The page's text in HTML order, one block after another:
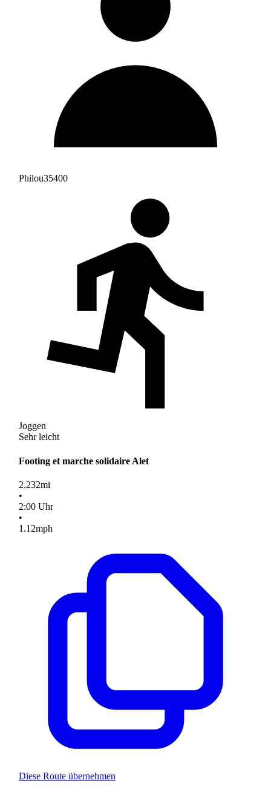
Philou35400
Joggen
Sehr leicht
Footing et marche solidaire Alet
2.232mi
•
2:00Uhr
•
1.12mph
Diese Route übernehmen